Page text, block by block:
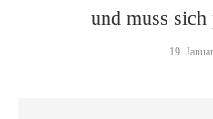
und muss
19.